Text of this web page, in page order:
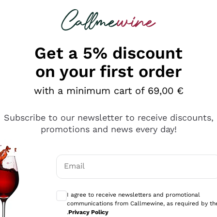
looking for
diversi e con un ampio range di prezzo. Le
Get a 5% discount
on your first order
with a minimum cart of 69,00 €
Subscribe to our newsletter to receive discounts,
promotions and news every day!
Email
I agree to receive newsletters and promotional
communications from Callmewine, as required by
.Privacy Policy